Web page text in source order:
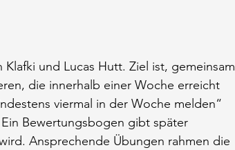
und Lucas Hutt. Ziel ist, gemeinsam
die innerhalb einer Woche erreicht
viermal in der Woche melden“
Bewertungsbogen gibt später
Ansprechende Übungen rahmen die